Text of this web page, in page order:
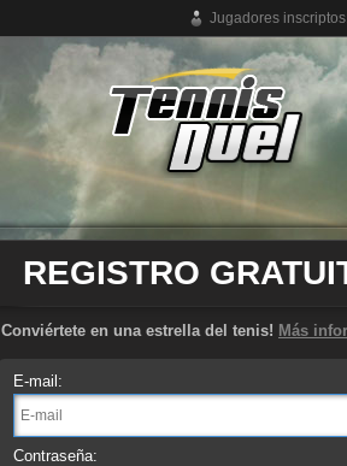
Jugadores inscriptos:
REGISTRO
Conviértete en una estrella del tenis! Más
E-mail:
Contraseña: